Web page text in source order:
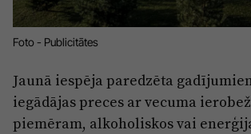
Par
Ētikas
Foto - Publicitātes
Jaunā iespēja paredzēta
iegādājas preces ar vecuma
piemēram, alkoholiskos vai